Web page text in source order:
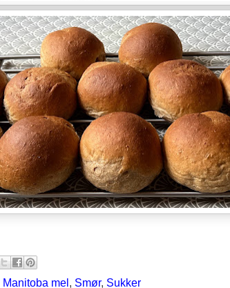
Manitoba mel , Smør, Sukker